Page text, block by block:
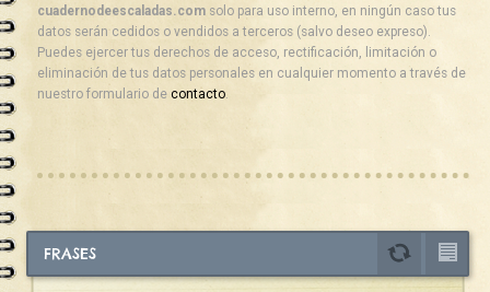
cuadernodeescaladas.com solo para uso interno, en ningún caso tus
datos serán cedidos o vendidos a terceros (salvo deseo expreso).
Puedes ejercer tus derechos de acceso, rectificación, limitación o
eliminación de tus datos personales en cualquier momento a través de
nuestro formulario decontacto.
FRASES